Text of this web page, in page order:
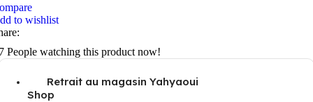
to wishlist
People watching this product now!
Retrait au magasin Yahyaoui
Shop